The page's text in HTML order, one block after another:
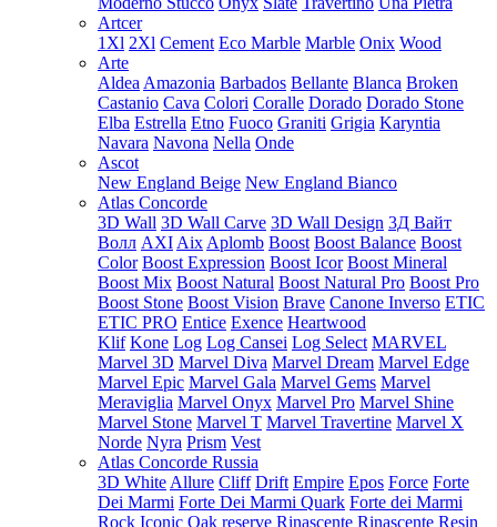
Artcer
1Xl 2Xl Cement Eco Marble Marble Onix Wood
Arte
Aldea Amazonia Barbados Bellante Blanca Broken
Castanio Cava Colori Coralle Dorado Dorado Stone
Elba Estrella Etno Fuoco Graniti Grigia Karyntia
Navara Navona Nella Onde
Ascot
New England Beige New England Bianco
Atlas Concorde
3D Wall 3D Wall Carve 3D Wall Design 3Д Вайт
Волл AXI Aix Aplomb Boost Boost Balance Boost
Color Boost Expression Boost Icor Boost Mineral
Boost Mix Boost Natural Boost Natural Pro Boost Pro
Boost Stone Boost Vision Brave Canone Inverso ETIC
ETIC PRO Entice Exence Heartwood
Klif Kone Log Log Cansei Log Select MARVEL
Marvel 3D Marvel Diva Marvel Dream Marvel Edge
Marvel Epic Marvel Gala Marvel Gems Marvel
Meraviglia Marvel Onyx Marvel Pro Marvel Shine
Marvel Stone Marvel T Marvel Travertine Marvel X
Norde Nyra Prism Vest
Atlas Concorde Russia
3D White Allure Cliff Drift Empire Epos Force Forte
Dei Marmi Forte Dei Marmi Quark Forte dei Marmi
Rock Iconic Oak reserve Rinascente Rinascente Resin